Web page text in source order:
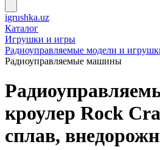
igrushka.uz
Каталог
Игрушки и игры
Радиоуправляемые модели и
Радиоуправляемые машины
кроулер Rock
сплав,